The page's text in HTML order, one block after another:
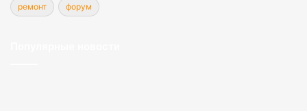
ремонт форум